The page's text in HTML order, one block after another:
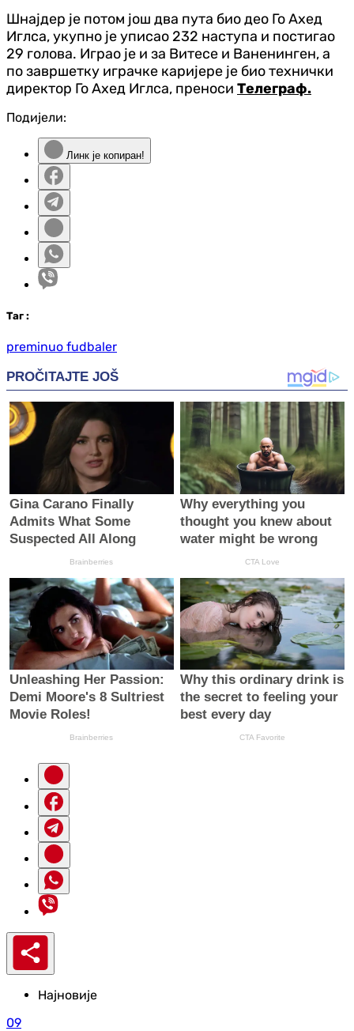
Шнајдер је потом још два пута био део Го Ахед
Иглса, укупно је уписао 232 наступа и постигао
29 голова. Играо је и за Витесе и Ваненинген, а
по завршетку играчке каријере је био технички
директор Го Ахед Иглса, преноси Телеграф.
Подијели:
Линк је копиран!
Таг :
preminuo fudbaler
Најновије
09